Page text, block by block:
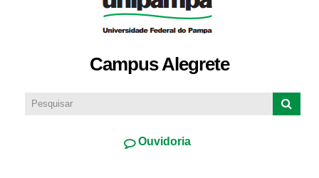
Campus Alegrete
Ouvidoria